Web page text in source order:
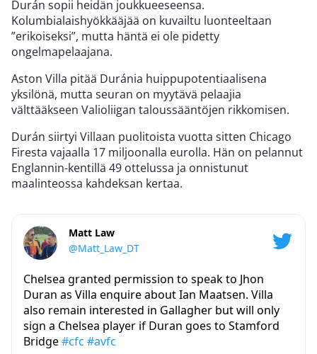
Durán sopii heidän joukkueeseensa.
Kolumbialaishyökkääjää on kuvailtu luonteeltaan
”erikoiseksi”, mutta häntä ei ole pidetty
ongelmapelaajana.
Aston Villa pitää Duránia huippupotentiaalisena
yksilönä, mutta seuran on myytävä pelaajia
välttääkseen Valioliigan taloussääntöjen rikkomisen.
Durán siirtyi Villaan puolitoista vuotta sitten Chicago
Firesta vajaalla 17 miljoonalla eurolla. Hän on pelannut
Englannin-kentillä 49 ottelussa ja onnistunut
maalinteossa kahdeksan kertaa.
Matt Law
@Matt_Law_DT
Chelsea granted permission to speak to Jhon
Duran as Villa enquire about Ian Maatsen. Villa
also remain interested in Gallagher but will only
sign a Chelsea player if Duran goes to Stamford
Bridge#cfc #avfc